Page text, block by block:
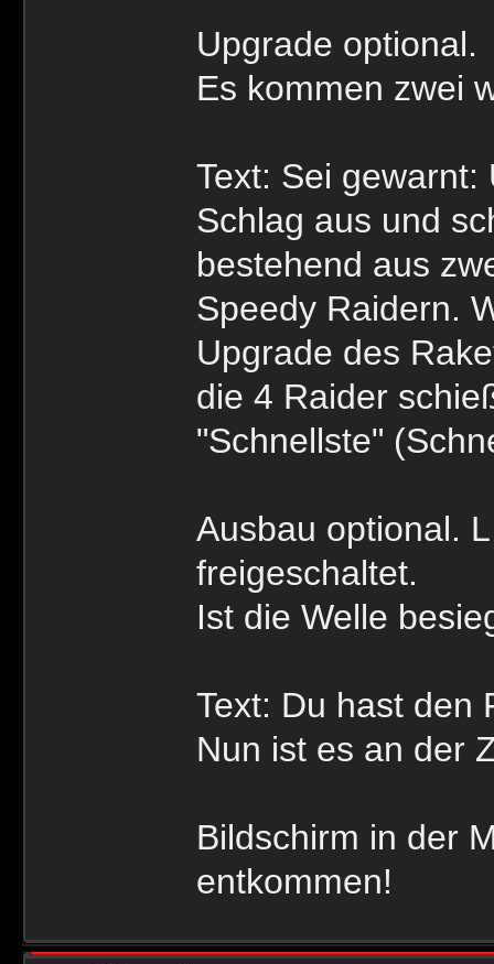
Upgrade optional.
Es kommen zwei
Text: Sei
Schlag aus und
bestehend aus
Speedy Raidern.
Upgrade des
die 4 Raider
"Schnellste"
Ausbau optional.
freigeschaltet.
Ist die Welle
Text: Du hast den
Nun ist es an der
Bildschirm in der
entkommen!